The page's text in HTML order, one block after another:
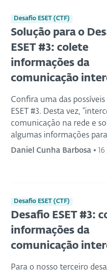
Desafio ESET (CTF)
Solução para o
ESET #3: colete
informações da
comunicação
Confira uma das
ESET #3. Desta vez,
comunicação na rede e
algumas informações
Daniel Cunha Barbosa •
Desafio ESET (CTF)
Desafio ESET #3:
informações da
comunicação
Para o nosso terceiro